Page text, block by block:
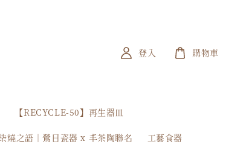
【RECYCLE-50】再生器皿
燒之語｜鶯目瓷器 x 丰茶陶聯名 工藝食器
登入 購物車